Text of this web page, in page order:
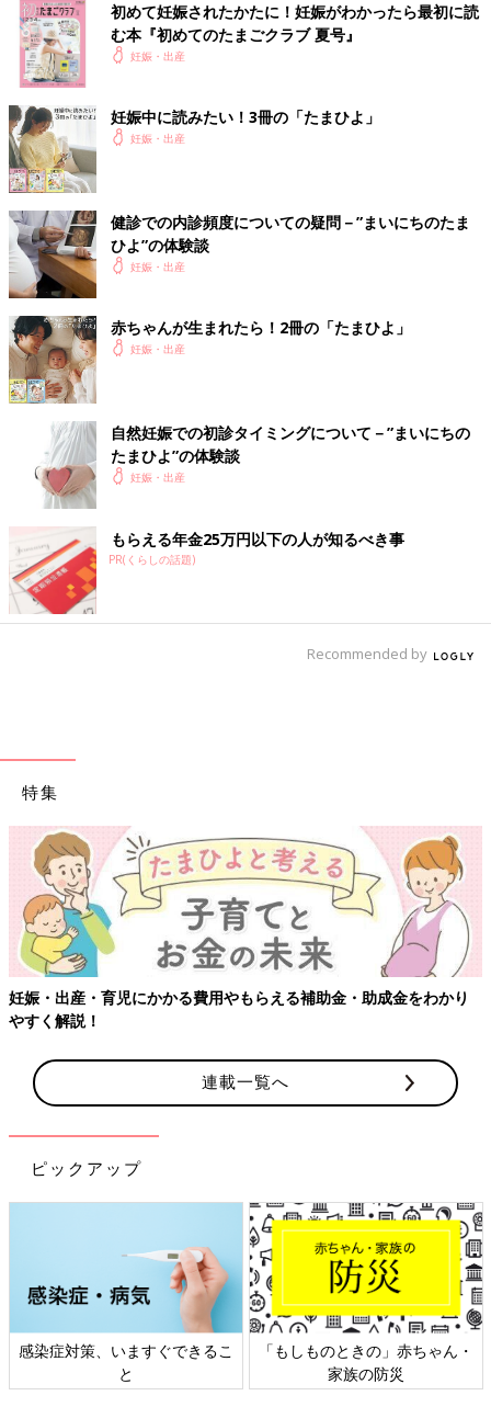
の大きな壁を乗り越えたと同時に、妊娠が継続するのかと、不安
な気持ちと闘う日々も続くのでした…。
3.9mmも成長！！
心拍確認から数日後、腰痛と少量の出血が起こり、急遽クリニッ
クへ。「お願い…なんとかしがみついていてね…」と、祈る気持
ちで診察を受けましたが、ベビちゃんは無事でした。たった数日
赤ちゃんがママから栄養をもらう“ホワイトリング”も見え、まさ
産院選びから出産まで、わからないことだらけ。終わってみると充実したマタニテ
ィーライフ
子手帳取得の許可ももらえ、やっと妊娠したと言えるとホッとし
ました。安心したのもつかの間、早く分娩を申し込まないと、予
約がいっぱいになるということで、里帰り出産か、今の
かを
判断しなければならず、実家近くの産院を見学したりと慌ただし
い時期でした。結局、今の産院で出産してから里帰りすることに
しました。
水野谷つむぎさんの妊娠6週目のエコー写真 心音
初めて妊娠されたかたに！妊娠がわかったら最初に読
む本『初めてのたまごクラブ 夏号』
妊娠・出産
妊娠中に読みたい！3冊の「たまひよ」
妊娠・出産
健診での内診頻度についての疑問－”まいにちのたま
ひよ”の体験談
妊娠・出産
赤ちゃんが生まれたら！2冊の「たまひよ」
妊娠・出産
自然妊娠での初診タイミングについて－”まいにちの
たまひよ”の体験談
妊娠・出産
もらえる年金25万円以下の人が知るべき事
PR(くらしの話題)
Recommended by
特集
妊娠・出産・育児にかかる費用やもらえる補助金・助成金をわかり
やすく解説！
連載一覧へ
ピックアップ
感染症対策、いますぐできるこ
と
「もしものときの」赤ちゃん・
家族の防災